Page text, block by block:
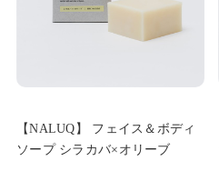
【NALUQ】 フェイス＆ボディ
ソープ シラカバ×オリーブ